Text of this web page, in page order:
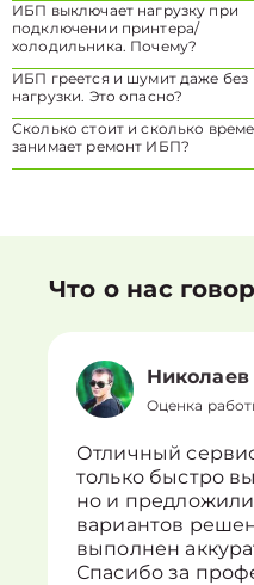
ИБП выключает нагрузку при
подключении принтера/
холодильника. Почему?
ИБП греется и шумит даже без
нагрузки. Это опасно?
Сколько стоит и сколько
занимает ремонт ИБП?
Что о нас
Оценка
Отличный
только быстро
но и
вариантов
выполнен
Спасибо за